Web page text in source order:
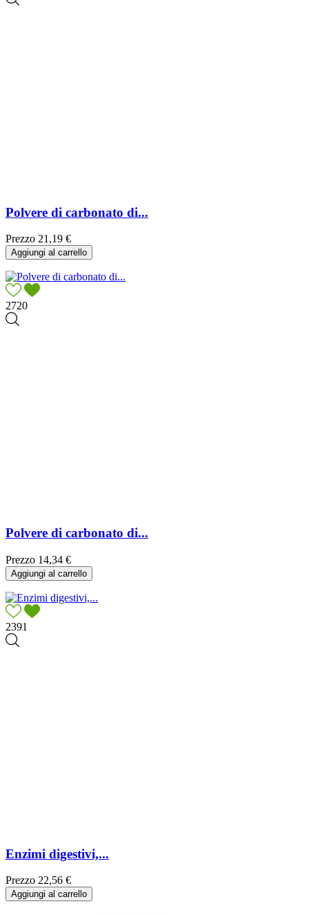
Polvere di carbonato di...
Prezzo 21,19 €
Aggiungi al carrello
2720
Polvere di carbonato di...
Prezzo 14,34 €
Aggiungi al carrello
2391
Enzimi digestivi,...
Prezzo 22,56 €
Aggiungi al carrello